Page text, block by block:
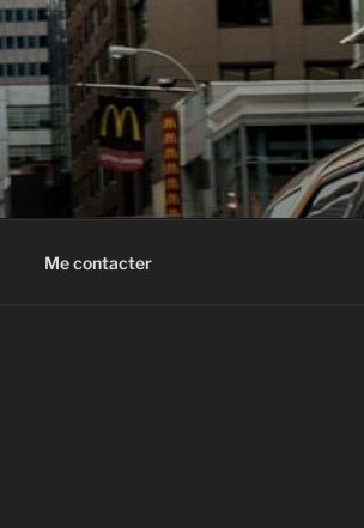
Me contacter